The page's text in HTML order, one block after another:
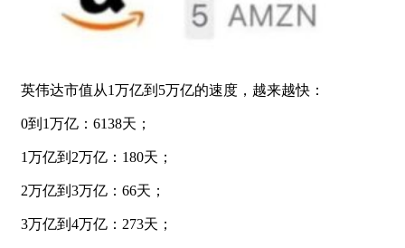
英伟达市值从1万亿到5万亿的速度，越来越快：
0到1万亿：6138天；
1万亿到2万亿：180天；
2万亿到3万亿：66天；
3万亿到4万亿：273天；